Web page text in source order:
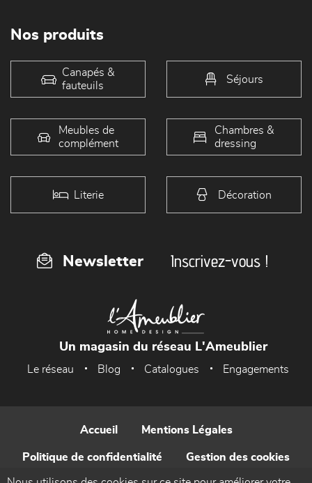
Nos produits
Canapés &
fauteuils
Séjours
Meubles de
complément
Chambres &
dressing
Literie Décoration
Newsletter Inscrivez-vous !
Un magasin du réseau L'Ameublier
Le réseau Blog Catalogues Engagements
Accueil Mentions Légales
Politique de confidentialité Gestion des cookies